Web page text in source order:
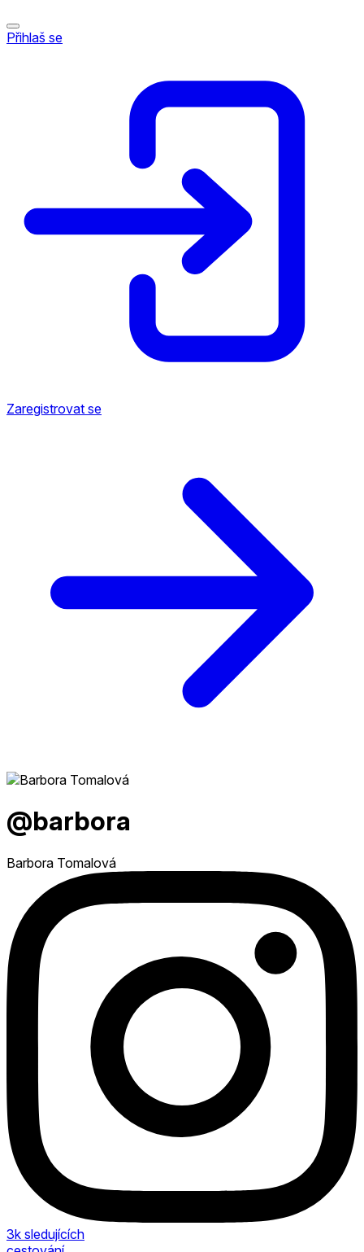
Přihlaš se
Zaregistrovat se
@barbora
Barbora Tomalová
3k sledujících